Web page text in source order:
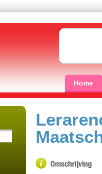
Home